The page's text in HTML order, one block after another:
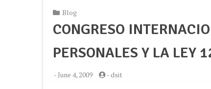
Blog
CONGRESO
PERSONALES Y LA LEY
- June 4, 2009 -dsit